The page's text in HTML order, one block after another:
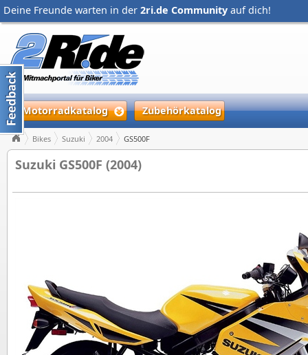
Deine Freunde warten in der 2ri.de Community auf dich!
Motorradkatalog Zubehörkatalog
Bikes Suzuki 2004 GS500F
Suzuki GS500F (2004)